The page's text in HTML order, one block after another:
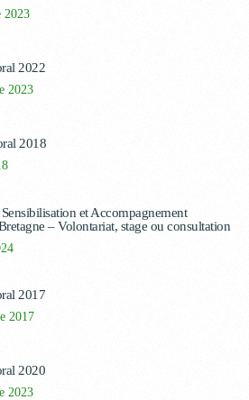
2023
2022
2023
2018
et Accompagnement
– Volontariat, stage ou consultation
2017
2017
2020
2023